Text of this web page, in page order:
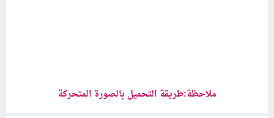
ملاحظة:طريقة التحميل بالصورة المتحركة